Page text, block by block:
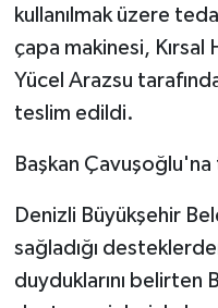
kullanılmak üzere
çapa makinesi, Kırsal
Yücel Arazsu
teslim edildi.
Başkan
Denizli Büyükşehir
sağladığı
duyduklarını